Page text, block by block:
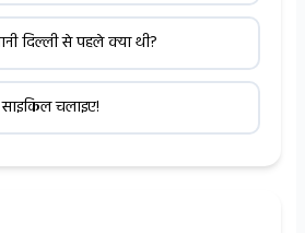
दिल्ली से पहले क्या थी?
साइकिल चलाइए!